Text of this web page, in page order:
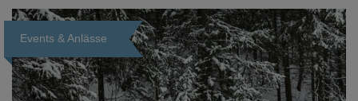
angepasst. So können Sie sich z.B. Beamer, Leinwand, Flipchart,
Licht- und Musiktechnik problemlos direkt dazu buchen. Floating
Offices, Seminar- und Eventschiffe erleben aktuell einen
regelrechte
Events & Anlässe